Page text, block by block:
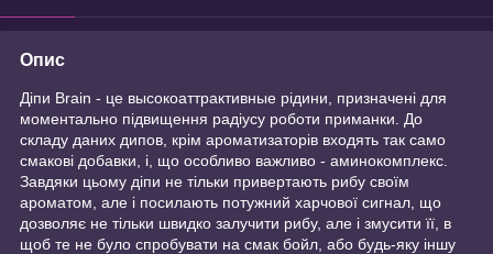
Опис
Діпи Brain - це высокоаттрактивные рідини, призначені для
моментально підвищення радіусу роботи приманки. До
складу даних дипов, крім ароматизаторів входять так само
смакові добавки, і, що особливо важливо - аминокомплекс.
Завдяки цьому діпи не тільки привертають рибу своїм
ароматом, але і посилають потужний харчової сигнал, що
дозволяє не тільки швидко залучити рибу, але і змусити її, в
щоб те не було спробувати на смак бойл, або будь-яку іншу